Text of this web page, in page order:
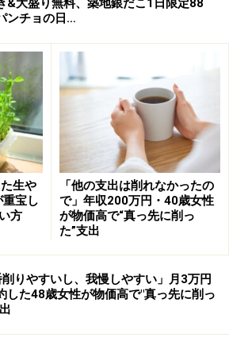
。定期的に通うからこそ、良い気
いですね。
通う事でどんな自分になり
半年後にどんな自分になりたいの
質問されました。具体的に体重が何
ど色々話しながらも、結果的に自分
は健康や女性らしい美しさが維持
イルにしたい」と心底感じている事
タボになりつつあった自分の体を
ごくきついです（涙）自分の体がど
&大盛り無料、築地銀だこ1日限定88
ンチョの日…
生や
宝し
方
「他の支出は削れなかったの
で」年収200万円・40歳女性
が物価高で“真っ先に削っ
た”支出
削りやすいし、我慢しやすい」月3万円
した48歳女性が物価高で"真っ先に削っ